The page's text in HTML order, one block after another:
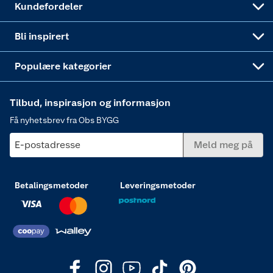
Kundefordeler
Bli inspirert
Populære kategorier
Tilbud, inspirasjon og informasjon
Få nyhetsbrev fra Obs BYGG
E-postadresse Meld meg på
Betalingsmetoder Leveringsmetoder